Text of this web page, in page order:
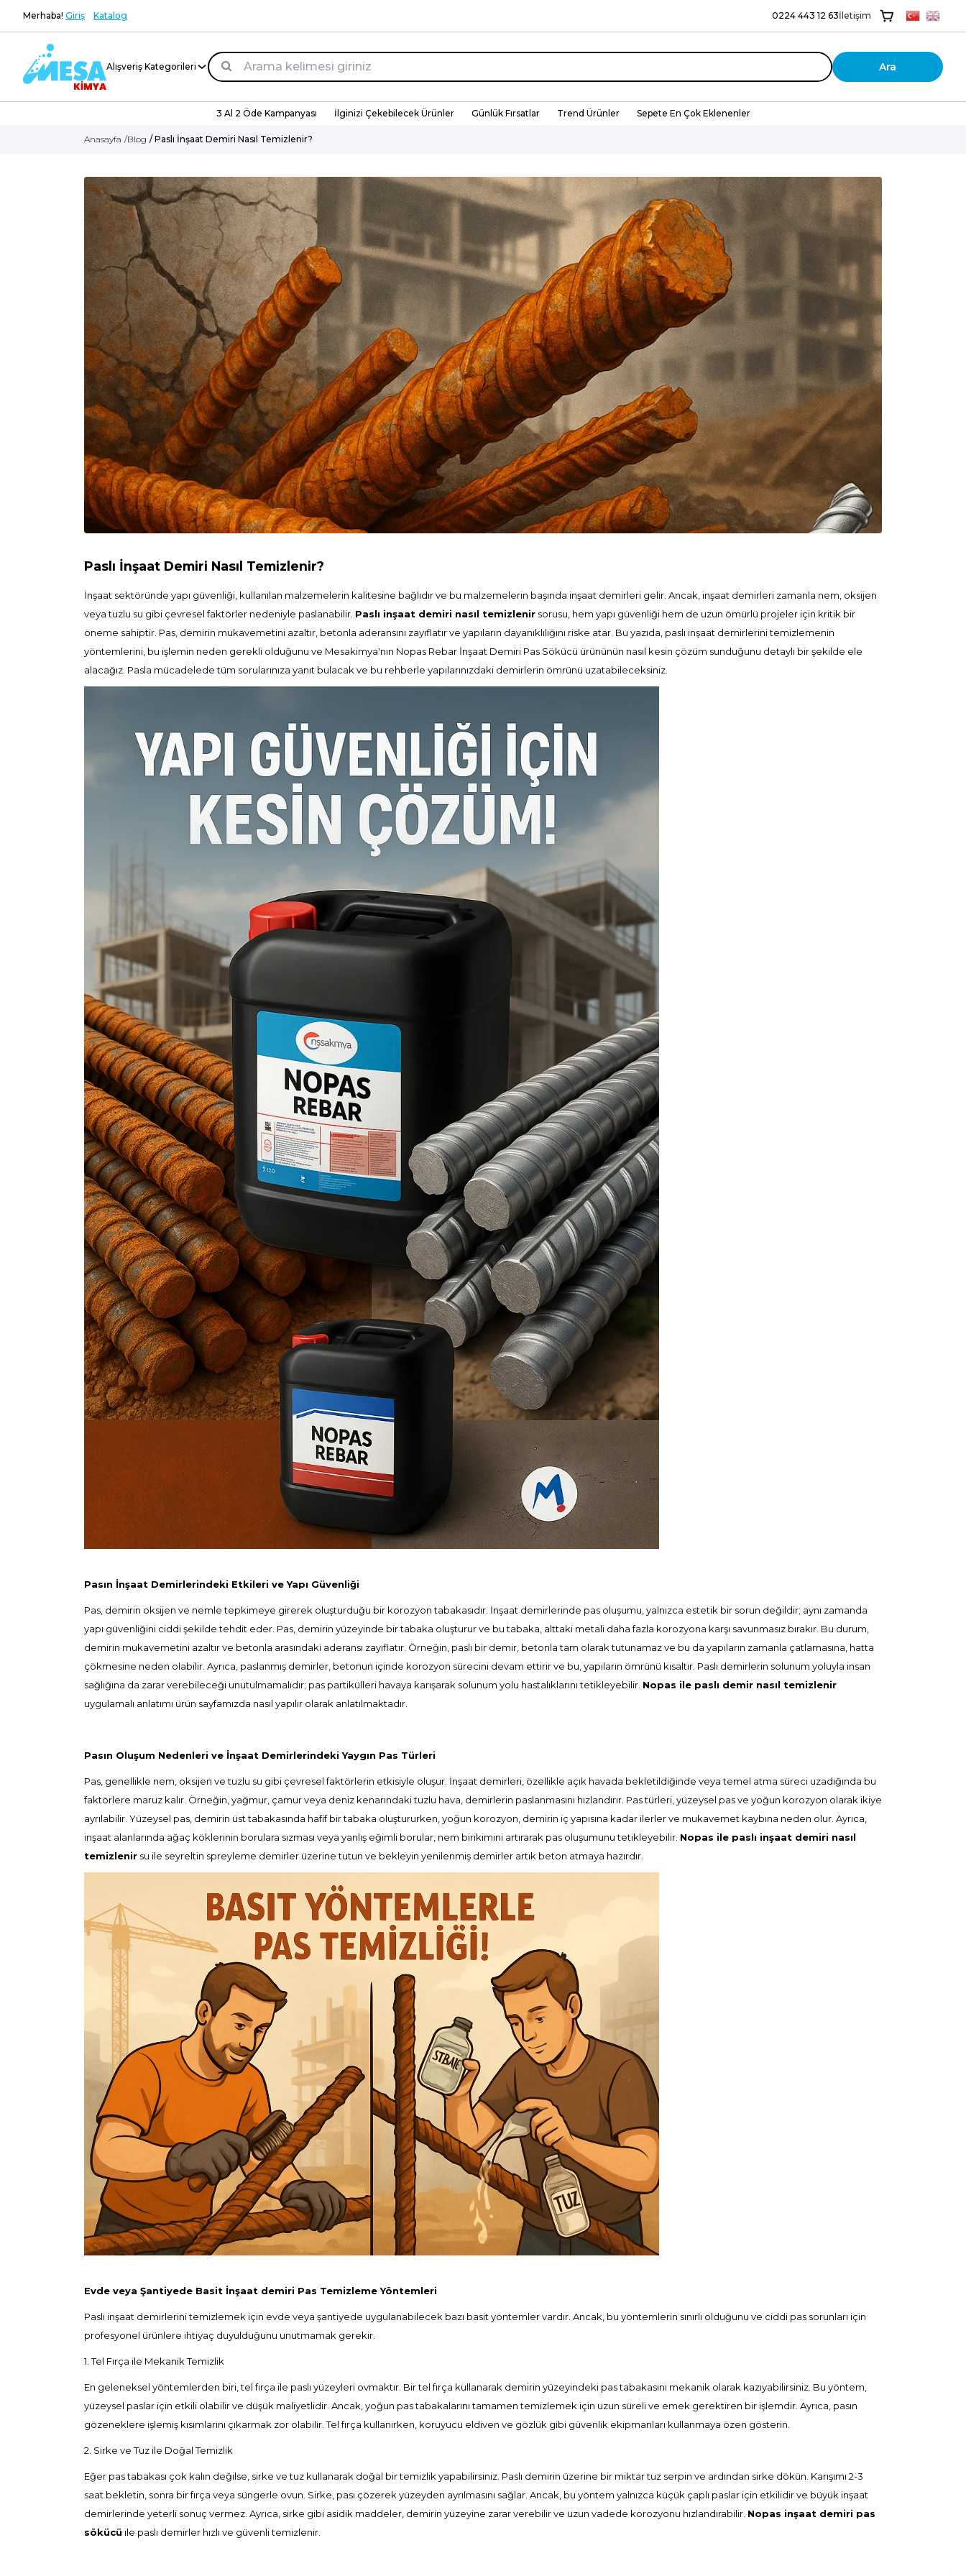
Merhaba! Giriş Katalog 0224 443 12 63İletişim
Alışveriş Kategorileri Ara
3 Al 2 Öde Kampanyası İlginizi Çekebilecek Ürünler Günlük Fırsatlar Trend Ürünler Sepete En Çok Eklenenler
Anasayfa /Blog / Paslı İnşaat Demiri Nasıl Temizlenir?
Paslı İnşaat Demiri Nasıl Temizlenir?
İnşaat sektöründe yapı güvenliği, kullanılan malzemelerin kalitesine bağlıdır ve bu malzemelerin başında inşaat demirleri gelir. Ancak, inşaat demirleri zamanla nem, oksijen
veya tuzlu su gibi çevresel faktörler nedeniyle paslanabilir. Paslı inşaat demiri nasıl temizlenir sorusu, hem yapı güvenliği hem de uzun ömürlü projeler için kritik bir
öneme sahiptir. Pas, demirin mukavemetini azaltır, betonla aderansını zayıflatır ve yapıların dayanıklılığını riske atar. Bu yazıda, paslı inşaat demirlerini temizlemenin
yöntemlerini, bu işlemin neden gerekli olduğunu ve Mesakimya'nın Nopas Rebar İnşaat Demiri Pas Sökücü ürününün nasıl kesin çözüm sunduğunu detaylı bir şekilde ele
alacağız. Pasla mücadelede tüm sorularınıza yanıt bulacak ve bu rehberle yapılarınızdaki demirlerin ömrünü uzatabileceksiniz.
Pasın İnşaat Demirlerindeki Etkileri ve Yapı Güvenliği
Pas, demirin oksijen ve nemle tepkimeye girerek oluşturduğu bir korozyon tabakasıdır. İnşaat demirlerinde pas oluşumu, yalnızca estetik bir sorun değildir; aynı zamanda
yapı güvenliğini ciddi şekilde tehdit eder. Pas, demirin yüzeyinde bir tabaka oluşturur ve bu tabaka, alttaki metali daha fazla korozyona karşı savunmasız bırakır. Bu durum,
demirin mukavemetini azaltır ve betonla arasındaki aderansı zayıflatır. Örneğin, paslı bir demir, betonla tam olarak tutunamaz ve bu da yapıların zamanla çatlamasına, hatta
çökmesine neden olabilir. Ayrıca, paslanmış demirler, betonun içinde korozyon sürecini devam ettirir ve bu, yapıların ömrünü kısaltır. Paslı demirlerin solunum yoluyla insan
sağlığına da zarar verebileceği unutulmamalıdır; pas partikülleri havaya karışarak solunum yolu hastalıklarını tetikleyebilir. Nopas ile paslı demir nasıl temizlenir
uygulamalı anlatımı ürün sayfamızda nasıl yapılır olarak anlatılmaktadır.
Pasın Oluşum Nedenleri ve İnşaat Demirlerindeki Yaygın Pas Türleri
Pas, genellikle nem, oksijen ve tuzlu su gibi çevresel faktörlerin etkisiyle oluşur. İnşaat demirleri, özellikle açık havada bekletildiğinde veya temel atma süreci uzadığında bu
faktörlere maruz kalır. Örneğin, yağmur, çamur veya deniz kenarındaki tuzlu hava, demirlerin paslanmasını hızlandırır. Pas türleri, yüzeysel pas ve yoğun korozyon olarak ikiye
ayrılabilir. Yüzeysel pas, demirin üst tabakasında hafif bir tabaka oluştururken, yoğun korozyon, demirin iç yapısına kadar ilerler ve mukavemet kaybına neden olur. Ayrıca,
inşaat alanlarında ağaç köklerinin borulara sızması veya yanlış eğimli borular, nem birikimini artırarak pas oluşumunu tetikleyebilir. Nopas ile paslı inşaat demiri nasıl
temizlenir su ile seyreltin spreyleme demirler üzerine tutun ve bekleyin yenilenmiş demirler artık beton atmaya hazırdır.
Evde veya Şantiyede Basit İnşaat demiri Pas Temizleme Yöntemleri
Paslı inşaat demirlerini temizlemek için evde veya şantiyede uygulanabilecek bazı basit yöntemler vardır. Ancak, bu yöntemlerin sınırlı olduğunu ve ciddi pas sorunları için
profesyonel ürünlere ihtiyaç duyulduğunu unutmamak gerekir.
1. Tel Fırça ile Mekanik Temizlik
En geleneksel yöntemlerden biri, tel fırça ile paslı yüzeyleri ovmaktır. Bir tel fırça kullanarak demirin yüzeyindeki pas tabakasını mekanik olarak kazıyabilirsiniz. Bu yöntem,
yüzeysel paslar için etkili olabilir ve düşük maliyetlidir. Ancak, yoğun pas tabakalarını tamamen temizlemek için uzun süreli ve emek gerektiren bir işlemdir. Ayrıca, pasın
gözeneklere işlemiş kısımlarını çıkarmak zor olabilir. Tel fırça kullanırken, koruyucu eldiven ve gözlük gibi güvenlik ekipmanları kullanmaya özen gösterin.
2. Sirke ve Tuz ile Doğal Temizlik
Eğer pas tabakası çok kalın değilse, sirke ve tuz kullanarak doğal bir temizlik yapabilirsiniz. Paslı demirin üzerine bir miktar tuz serpin ve ardından sirke dökün. Karışımı 2-3
saat bekletin, sonra bir fırça veya süngerle ovun. Sirke, pası çözerek yüzeyden ayrılmasını sağlar. Ancak, bu yöntem yalnızca küçük çaplı paslar için etkilidir ve büyük inşaat
demirlerinde yeterli sonuç vermez. Ayrıca, sirke gibi asidik maddeler, demirin yüzeyine zarar verebilir ve uzun vadede korozyonu hızlandırabilir. Nopas inşaat demiri pas
sökücü ile paslı demirler hızlı ve güvenli temizlenir.